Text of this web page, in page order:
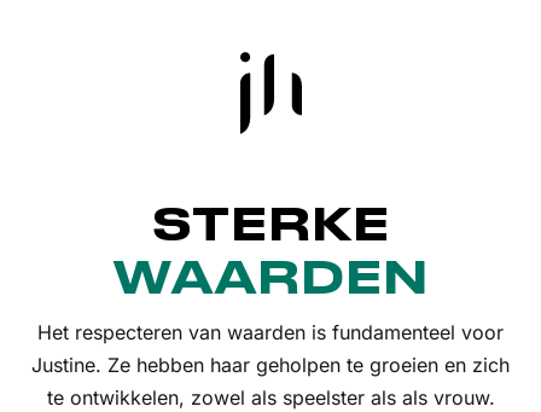
STERKE
WAARDEN
Het respecteren van waarden is fundamenteel voor
Justine. Ze hebben haar geholpen te groeien en zich
te ontwikkelen, zowel als speelster als als vrouw.